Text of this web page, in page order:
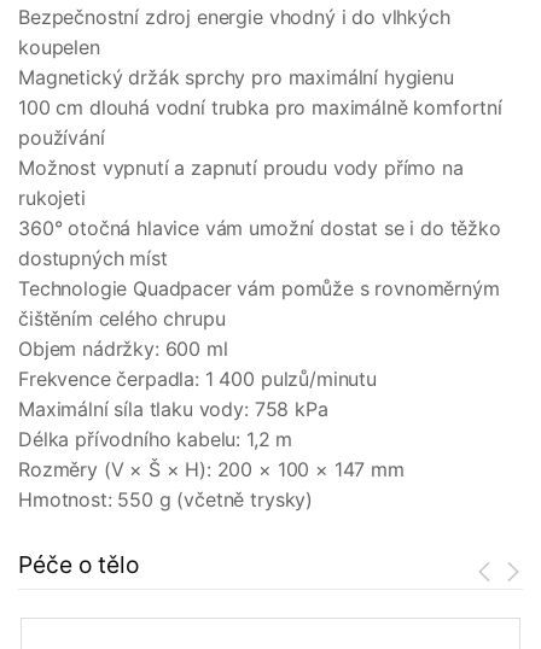
Bezpečnostní zdroj energie vhodný i do vlhkých
koupelen
Magnetický držák sprchy pro maximální hygienu
100 cm dlouhá vodní trubka pro maximálně komfortní
používání
Možnost vypnutí a zapnutí proudu vody přímo na
rukojeti
360° otočná hlavice vám umožní dostat se i do těžko
dostupných míst
Technologie Quadpacer vám pomůže s rovnoměrným
čištěním celého chrupu
Objem nádržky: 600 ml
Frekvence čerpadla: 1 400 pulzů/minutu
Maximální síla tlaku vody: 758 kPa
Délka přívodního kabelu: 1,2 m
Rozměry (V × Š × H): 200 × 100 × 147 mm
Hmotnost: 550 g (včetně trysky)
Péče o tělo